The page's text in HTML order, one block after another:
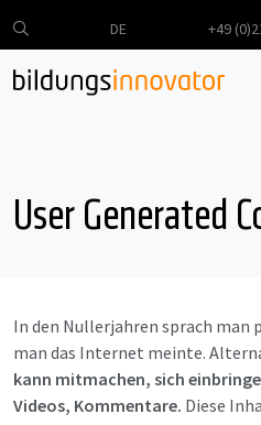
DE +49
User Generated
In den Nullerjahren sprach man
man das Internet meinte.
kann mitmachen, sich
Videos, Kommentare. Diese